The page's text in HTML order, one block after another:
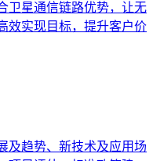
卫星通信链路优势，让无
效实现目标，提升客户价
及趋势、新技术及应用场